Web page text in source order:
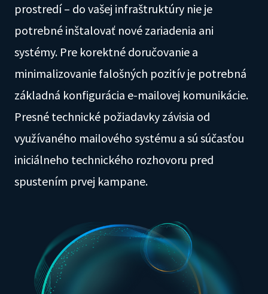
prostredí – do vašej infraštruktúry nie je
potrebné inštalovať nové zariadenia ani
systémy. Pre korektné doručovanie a
minimalizovanie falošných pozitív je potrebná
základná konfigurácia e-mailovej komunikácie.
Presné technické požiadavky závisia od
využívaného mailového systému a sú súčasťou
iniciálneho technického rozhovoru pred
spustením prvej kampane.